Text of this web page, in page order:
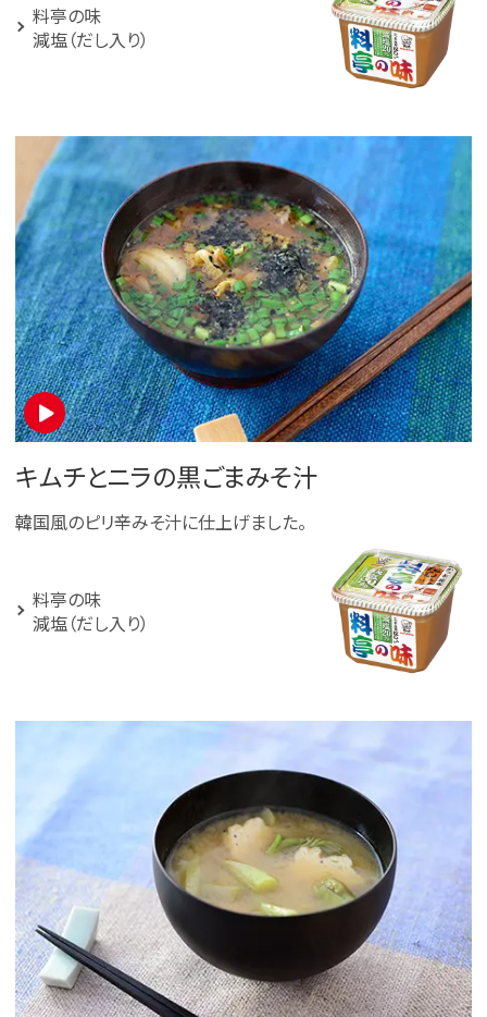
料亭の味
減塩（だし入り）
キムチとニラの黒ごまみそ汁
韓国風のピリ辛みそ汁に仕上げました。
料亭の味
減塩（だし入り）